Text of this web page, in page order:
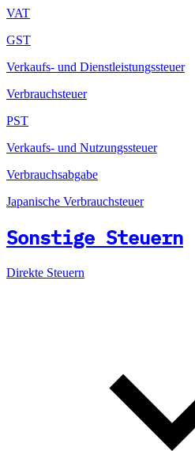
VAT
GST
Verkaufs- und Dienstleistungssteuer
Verbrauchsteuer
PST
Verkaufs- und Nutzungssteuer
Verbrauchsabgabe
Japanische Verbrauchsteuer
Sonstige Steuern
Direkte Steuern